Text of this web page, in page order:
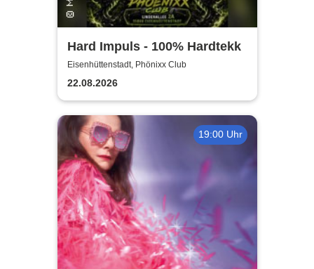
Hard Impuls - 100% Hardtekk
Eisenhüttenstadt, Phönixx Club
22.08.2026
19:00 Uhr